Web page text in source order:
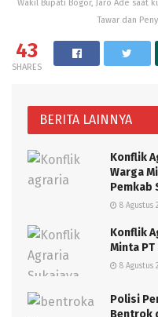
Wakil Bupati Bogor, Jaro Ade saat
Tawar dan
43
SHARES
BERITA LAINNYA
Konflik
Warga
Pemkab
8 Agustus
Konflik
Minta
8 Agustus
Polisi
Bentrok